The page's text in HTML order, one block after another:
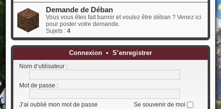
Demande de Déban
Vous vous êtes fait bannir et voulez être déban ? Venez ici
pour poster votre demande.
Sujets : 4
Connexion• S’enregistrer
Nom d’utilisateur :
Mot de passe :
J’ai oublié mon mot de passe Se souvenir de moi